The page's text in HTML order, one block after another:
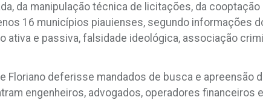
da manipulação técnica de licitações, da
16 municípios piauienses, segundo informações
ativa e passiva, falsidade ideológica, associação
Floriano deferisse mandados de busca e apreensão
engenheiros, advogados, operadores financeiros